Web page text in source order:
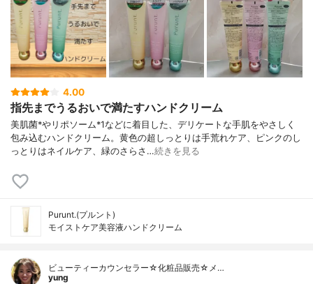
4.00
指先までうるおいで満たすハンドクリーム
美肌菌*やリポソーム*1などに着目した、デリケートな手肌をやさしく
包み込むハンドクリーム。黄色の超しっとりは手荒れケア、ピンクのし
っとりはネイルケア、緑のさらさ…続きを見る
Purunt.(プルント)
モイストケア美容液ハンドクリーム
ビューティーカウンセラー☆化粧品販売☆メ…
yung